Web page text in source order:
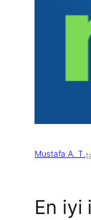
Mustafa A. T.
En iyi